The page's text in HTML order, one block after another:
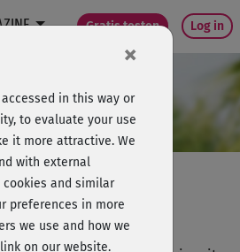
Gratis testen Log in
×
in this way or
to evaluate your use
it more attractive. We
with external
and similar
preferences in more
we use and how we
on our website.